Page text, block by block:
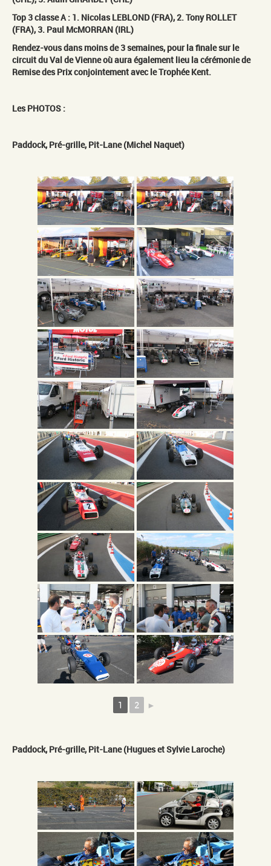
Top 3 classe A : 1. Nicolas LEBLOND (FRA), 2. Tony ROLLET
(FRA), 3. Paul McMORRAN (IRL)
Rendez-vous dans moins de 3 semaines, pour la finale sur le
circuit du Val de Vienne où aura également lieu la cérémonie de
Remise des Prix conjointement avec le Trophée Kent.
Les PHOTOS :
Paddock, Pré-grille, Pit-Lane (Michel Naquet)
1 2 ►
Paddock, Pré-grille, Pit-Lane (Hugues et Sylvie Laroche)